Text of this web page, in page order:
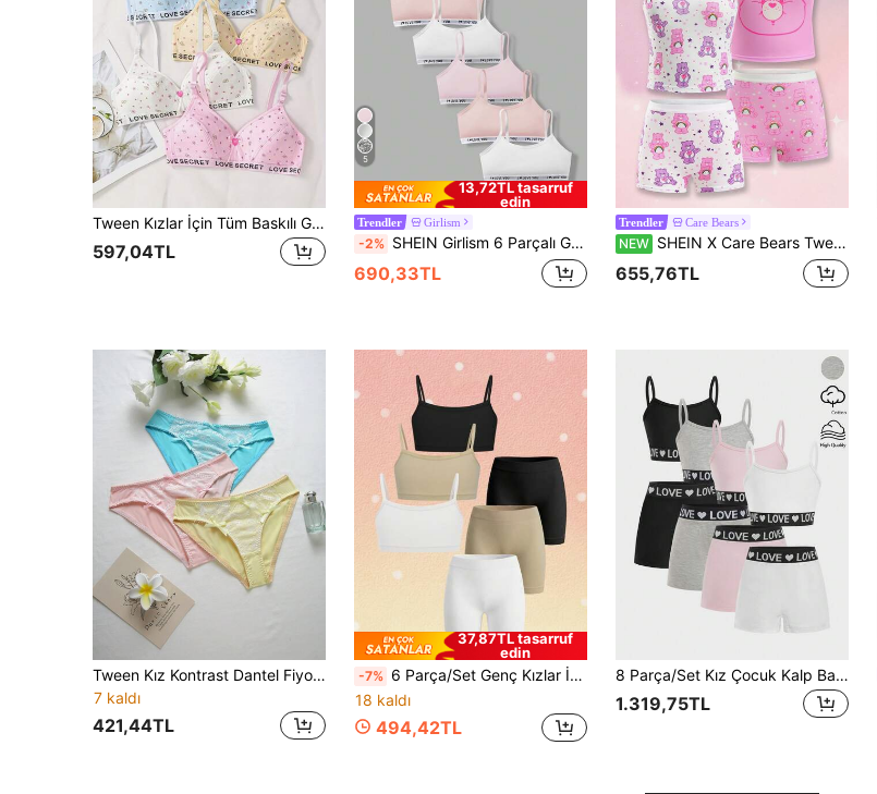
Tween Kızlar İçin Tüm Baskılı Günlük Ayarlanabilir Askılı Sütyen 4'lü Paket
597,04TL
5
13,72TL tasarruf
edin
Trendler Girlism
-2% SHEIN Girlism 6 Parçalı Genç Kız/Genç Kız Çocukları İçin Günlük Spor Harf Baskılı Elastik Örme Yumuşak ve Nefes Alabilir İç Çamaşırı Seti
690,33TL
Trendler Care Bears
NEW SHEIN X Care Bears Tween Kız Çocuk Karikatür Baskılı Askılı Üst ve Şort İç Çamaşırı Seti
655,76TL
Tween Kız Kontrast Dantel Fiyonklu Dekor Külot
7 kaldı
421,44TL
37,87TL tasarruf
edin
-7% 6 Parça/Set Genç Kızlar İçin Minimalist Düz Renk Rahat Yumuşak Dolgusuz Askılı Sütyen ve Lastikli Bel Külot, Okul, Spor, Günlük Tatil, Yazın Plaj Giyimi İçin Uygundur
18 kaldı
494,42TL
8 Parça/Set Kız Çocuk Kalp Baskılı Lastikli Bel Rahat Askılı Bluz ve Şort İç Çamaşırı Takımı
1.319,75TL